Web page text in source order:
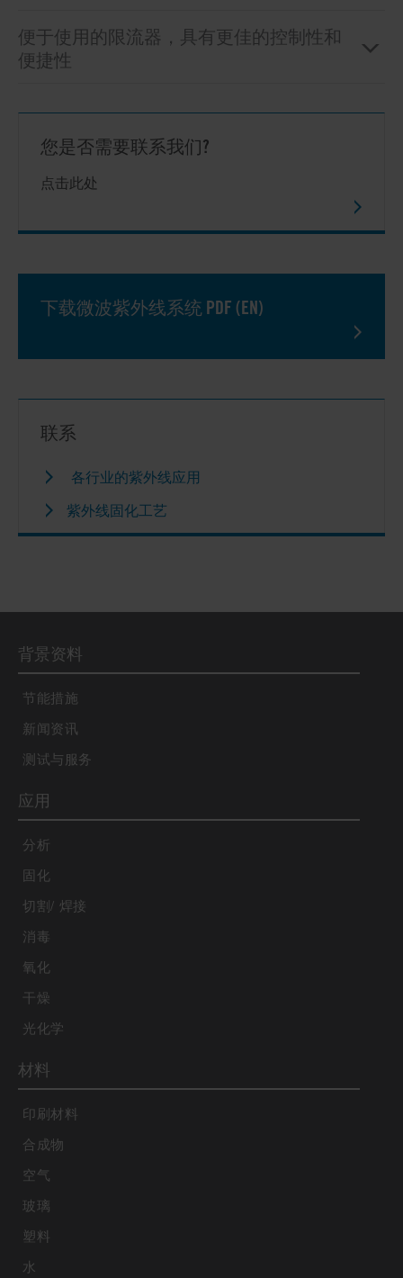
便于使用的限流器，具有更佳的控制性和
便捷性
您是否需要联系我们?
点击此处
下载微波紫外线系统 PDF (EN)
联系
各行业的紫外线应用
紫外线固化工艺
背景资料
节能措施
新闻资讯
测试与服务
应用
分析
固化
切割/ 焊接
消毒
氧化
干燥
光化学
材料
印刷材料
合成物
空气
玻璃
塑料
水